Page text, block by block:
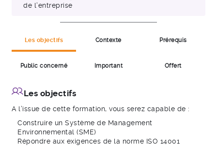
de l’entreprise
Les objectifs Contexte Prérequis
Public concerné Important Offert
Les objectifs
A l’issue de cette formation, vous serez capable de :
Construire un Système de Management
Environnemental (SME)
Répondre aux exigences de la norme ISO 14001